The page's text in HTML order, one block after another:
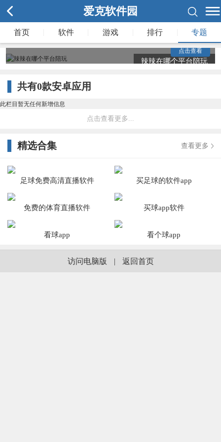
爱克软件园
首页 软件 游戏 排行 专题
辣辣在哪个平台陪玩
得格外的无聊，并且有时候在遇到瓶颈的时候，屡战屡败，
非常影响整个人的游玩体验，因此，本专题页面提供非常多
的陪玩平台，安卓苹果版一应俱全，找经典陪玩软件就来爱
点击查看
共有0款安卓应用
此栏目暂无任何新增信息
点击查看更多...
精选合集 查看更多
足球免费高清直播软件 买足球的软件app
免费的体育直播软件 买球app软件
看球app 看个球app
访问电脑版 | 返回首页